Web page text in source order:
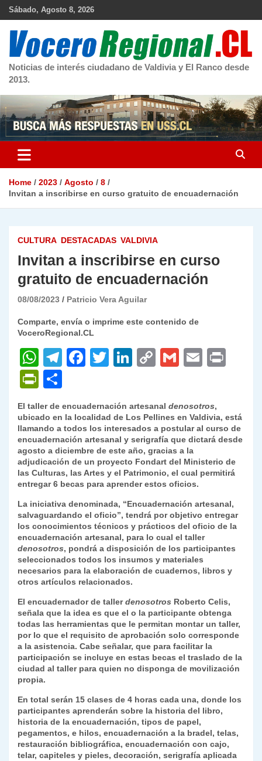
Skip
Sábado, Agosto 8, 2026
Noticias de interés ciudadano de Valdivia y El Ranco desde
2013.
Home 2023 Agosto
8
Invitan a inscribirse en curso gratuito de encuadernación
CULTURA DESTACADAS VALDIVIA
Invitan a inscribirse en curso
gratuito de encuadernación
08/08/2023 Patricio Vera Aguilar
Comparte, envía o imprime este contenido de
VoceroRegional.CL
W
h
at
s
A
p
p
T
gr
a
m
F
e
b
o
o
k
T
er
Li
e
dI
n
C
y
Li
n
k
G
l
E
l
P
ri
nt
Fr
ie
n
dl
y
m
p
ar
tir
El taller de encuadernación artesanal denosotros,
ubicado en la localidad de Los Pellines en Valdivia, está
llamando a todos los interesados a postular al curso de
encuadernación artesanal y serigrafía que dictará desde
agosto a diciembre de este año, gracias a la
adjudicación de un proyecto Fondart del Ministerio de
las Culturas, las Artes y el Patrimonio, el cual permitirá
entregar 6 becas para aprender estos oficios.
La iniciativa denominada, “Encuadernación artesanal,
salvaguardando el oficio”, tendrá por objetivo entregar
los conocimientos técnicos y prácticos del oficio de la
encuadernación artesanal, para lo cual el taller
denosotros, pondrá a disposición de los participantes
seleccionados todos los insumos y materiales
necesarios para la elaboración de cuadernos, libros y
otros artículos relacionados.
El encuadernador de tallerdenosotros Roberto Celis,
señala que la idea es que el o la participante obtenga
todas las herramientas que le permitan montar un taller,
por lo que el requisito de aprobación solo corresponde
a la asistencia. Cabe señalar, que para facilitar la
participación se incluye en estas becas el traslado de la
ciudad al taller para quien no disponga de movilización
propia.
En total serán 15 clases de 4 horas cada una, donde los
participantes aprenderán sobre la historia del libro,
historia de la encuadernación, tipos de papel,
pegamentos, e hilos, encuadernación a la bradel, telas,
restauración bibliográfica, encuadernación con cajo,
telar, capiteles y pieles, decoración, serigrafía aplicada